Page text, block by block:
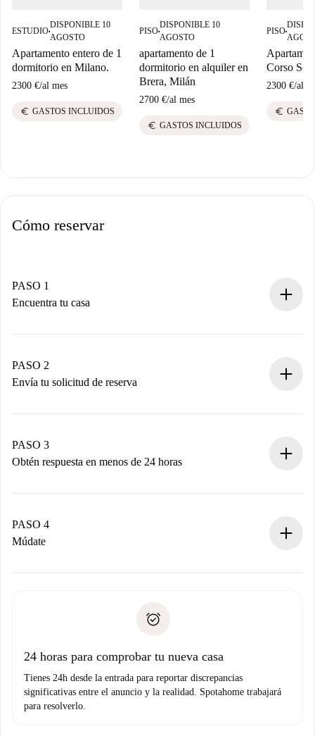
ESTUDIO■
DISPONIBLE 10
AGOSTO
Apartamento entero de 1
dormitorio en Milano.
2300 €/al mes
euro GASTOS INCLUIDOS
PISO■
DISPONIBLE 10
AGOSTO
apartamento de 1
dormitorio en alquiler en
Brera, Milán
2700 €/al mes
euro GASTOS INCLUIDOS
PISO■
Corso
2300 €/al
euro
Cómo reservar
PASO 1
Encuentra tu casa
Tienes toda la información necesaria por adelantado.
PASO 2
Envía tu solicitud de reserva
propietario acepte.
PASO 3
Obtén respuesta en menos de 24 horas
contacto con el propietario.
Si es rechazada: No te haremos ningún cargo y te
Prueba de solvencia
PASO 4
Múdate
no nos comunicas ningún problema.
24 horas para comprobar tu nueva casa
Tienes 24h desde la entrada para reportar discrepancias
significativas entre el anuncio y la realidad. Spotahome trabajará
para resolverlo.